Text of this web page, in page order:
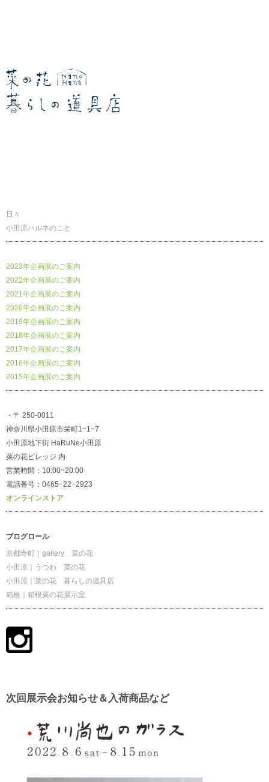
日々
小田原ハルネのこと
2023年企画展のご案内
2022年企画展のご案内
2021年企画展のご案内
2020年企画展のご案内
2019年企画展のご案内
2018年企画展のご案内
2017年企画展のご案内
2016年企画展のご案内
2015年企画展のご案内
・〒 250-0011
神奈川県小田原市栄町1−1−7
小田原地下街 HaRuNe小田原
菜の花ビレッジ 内
営業時間：10:00~20:00
電話番号：0465−22−2923
オンラインストア
ブログロール
京都寺町｜gallery 菜の花
小田原｜うつわ 菜の花
小田原｜菜の花 暮らしの道具店
箱根｜箱根菜の花展示室
次回展示会お知らせ＆入荷商品など